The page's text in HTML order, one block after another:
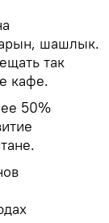
шашлык.
так
кафе.
50%